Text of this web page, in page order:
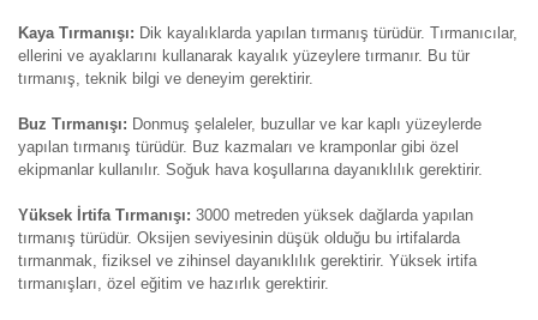
Kaya Tırmanışı: Dik kayalıklarda yapılan tırmanış türüdür. Tırmanıcılar,
ellerini ve ayaklarını kullanarak kayalık yüzeylere tırmanır. Bu tür
tırmanış, teknik bilgi ve deneyim gerektirir.
Buz Tırmanışı: Donmuş şelaleler, buzullar ve kar kaplı yüzeylerde
yapılan tırmanış türüdür. Buz kazmaları ve kramponlar gibi özel
ekipmanlar kullanılır. Soğuk hava koşullarına dayanıklılık gerektirir.
Yüksek İrtifa Tırmanışı: 3000 metreden yüksek dağlarda yapılan
tırmanış türüdür. Oksijen seviyesinin düşük olduğu bu irtifalarda
tırmanmak, fiziksel ve zihinsel dayanıklılık gerektirir. Yüksek irtifa
tırmanışları, özel eğitim ve hazırlık gerektirir.